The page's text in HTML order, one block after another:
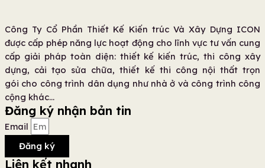
Công Ty Cổ Phần Thiết Kế Kiến trúc Và Xây Dựng ICON
được cấp phép năng lực hoạt động cho lĩnh vực tư vấn cung
cấp giải pháp toàn diện: thiết kế kiến trúc, thi công xây
dựng, cải tạo sửa chữa, thiết kế thi công nội thất trọn
gói cho công trình dân dụng như nhà ở và công trình công
cộng khác…
Đăng ký nhận bản tin
Email
Đăng ký
Liên kết nhanh